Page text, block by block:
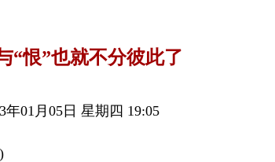
“恨”也就不分彼此了
年01月05日 星期四 19:05